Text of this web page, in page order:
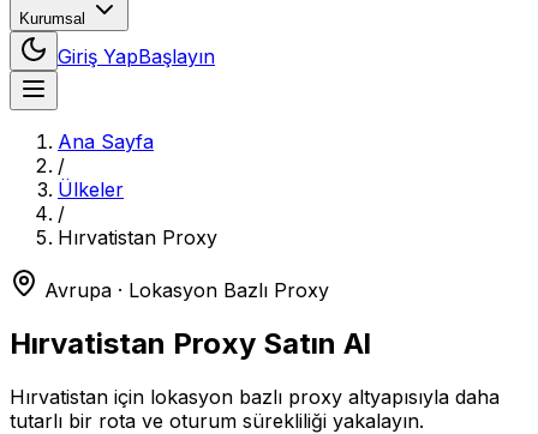
Kurumsal
Giriş YapBaşlayın
Ana Sayfa
/
Ülkeler
/
Hırvatistan Proxy
Avrupa · Lokasyon Bazlı Proxy
Hırvatistan Proxy Satın Al
Hırvatistan için lokasyon bazlı proxy altyapısıyla daha
tutarlı bir rota ve oturum sürekliliği yakalayın.